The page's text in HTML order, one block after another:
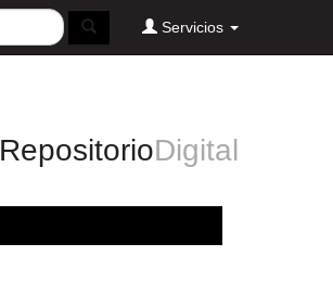
Servicios
RepositorioDigital